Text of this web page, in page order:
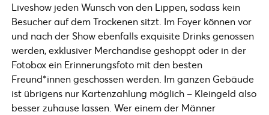
Liveshow jeden Wunsch von den Lippen, sodass kein
Besucher auf dem Trockenen sitzt. Im Foyer können vor
und nach der Show ebenfalls exquisite Drinks genossen
werden, exklusiver Merchandise geshoppt oder in der
Fotobox ein Erinnerungsfoto mit den besten
Freund*innen geschossen werden. Im ganzen Gebäude
ist übrigens nur Kartenzahlung möglich – Kleingeld also
besser zuhause lassen. Wer einem der Männer